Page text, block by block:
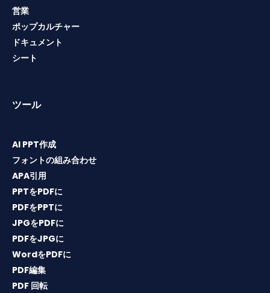
営業
ポップカルチャー
ドキュメント
シート
ツール
AI PPT作成
フォントの組み合わせ
APA引用
PPTをPDFに
PDFをPPTに
JPGをPDFに
PDFをJPGに
WordをPDFに
PDF編集
PDF 回転